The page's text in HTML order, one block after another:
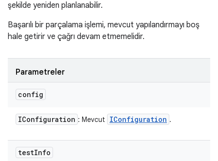
şekilde yeniden planlanabilir.
Başarılı bir parçalama işlemi, mevcut yapılandırmayı boş
hale getirir ve çağrı devam etmemelidir.
Parametreler
config
IConfiguration : Mevcut IConfiguration .
testInfo